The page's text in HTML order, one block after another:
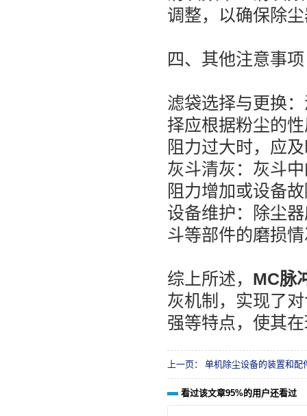
调整，以确保除
四、其他注意事项
滤袋选择与更换
择应根据粉尘的
阻力过大时，应
灰斗清灰：灰斗
阻力增加或设备
设备维护：除尘
斗等部件的磨损
综上所述， MC脉
灰机制，实现了
强等特点，使其
上一页： 单机除尘设备的装置和配
看过该文章95%的用户还看过